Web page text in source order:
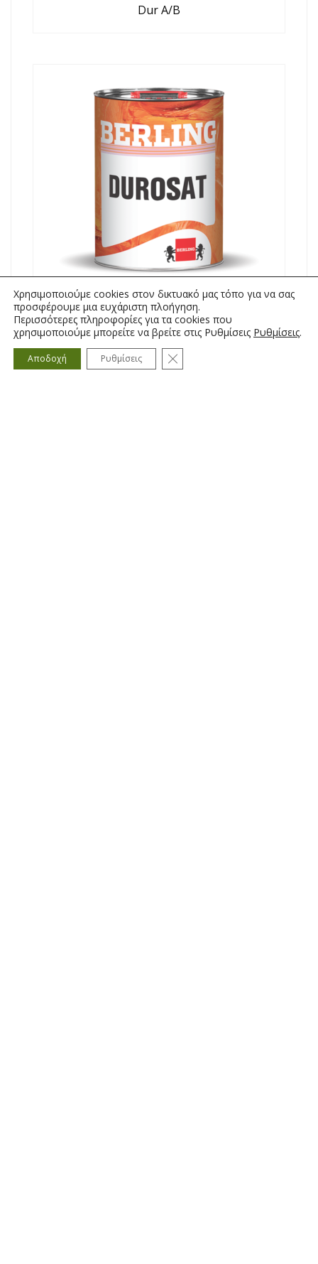
Dur A/B
Durosat A/B
Χρησιμοποιούμε cookies στον δικτυακό μας τόπο για να σας
προσφέρουμε μια ευχάριστη πλοήγηση.
Περισσότερες πληροφορίες για τα cookies που
χρησιμοποιούμε μπορείτε να βρείτε στις Ρυθμίσεις Ρυθμίσεις.
Αποδοχή Ρυθμίσεις Κλείσιμο του Cookie banner